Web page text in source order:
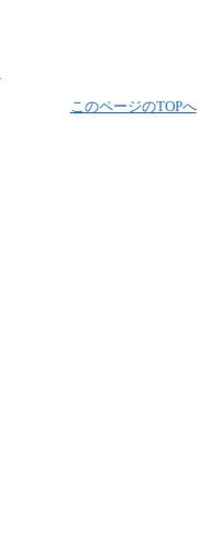
このページのTOPへ